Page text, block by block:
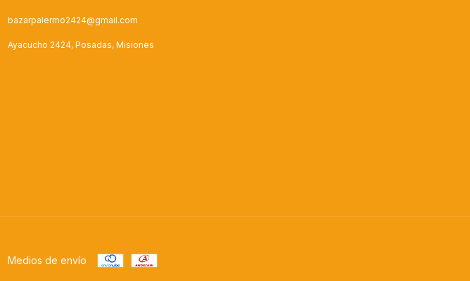
bazarpalermo2424@gmail.com
Ayacucho 2424, Posadas, Misiones
Medios de envío